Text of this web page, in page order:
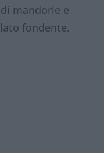
mandorle e
fondente.